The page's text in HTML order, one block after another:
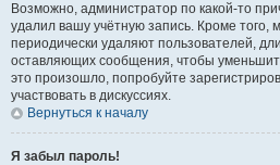
Возможно, администратор по какой-то
удалил вашу учётную запись. Кроме того,
периодически удаляют пользователей,
оставляющих сообщения, чтобы
это произошло, попробуйте
участвовать в дискуссиях.
Вернуться к началу
Я забыл пароль!